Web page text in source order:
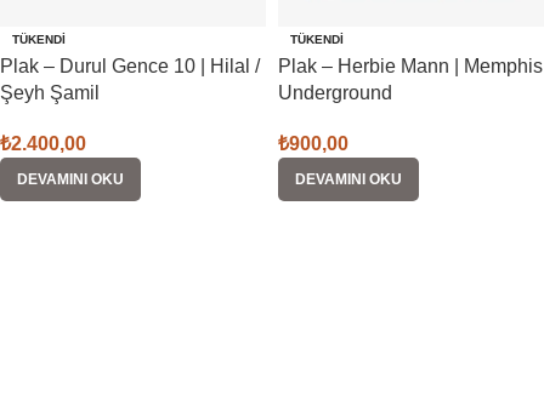
TÜKENDI
Plak – Durul Gence 10 | Hilal /
Şeyh Şamil
₺2.400,00
DEVAMINI OKU
TÜKENDI
Plak – Herbie Mann | Memphis
Underground
₺900,00
DEVAMINI OKU